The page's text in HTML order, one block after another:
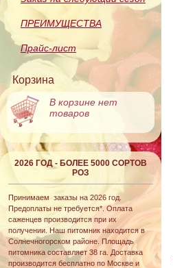
ПРЕИМУЩЕСТВА
Прайс-лист
Корзина
В корзине нет
товаров
2026 ГОД - БОЛЕЕ 5000 СОРТОВ
РОЗ
Принимаем заказы на 2026 год.
Предоплаты не требуется*. Оплата
саженцев производится при их
получении. Наш питомник находится в
Солнечногорском районе. Площадь
питомника составляет 38 га. Доставка
производится бесплатно по Москве и